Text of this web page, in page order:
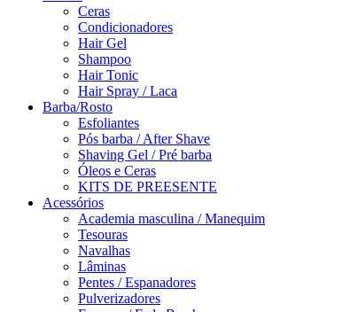
Ceras
Condicionadores
Hair Gel
Shampoo
Hair Tonic
Hair Spray / Laca
Barba/Rosto
Esfoliantes
Pós barba / After Shave
Shaving Gel / Pré barba
Óleos e Ceras
KITS DE PREESENTE
Acessórios
Academia masculina / Manequim
Tesouras
Navalhas
Lâminas
Pentes / Espanadores
Pulverizadores